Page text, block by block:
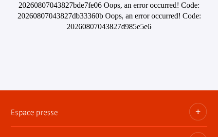
20260807043827bde7fe06 Oops, an error occurred! Code:
20260807043827db33360b Oops, an error occurred! Code:
20260807043827d985e5e6
Espace presse